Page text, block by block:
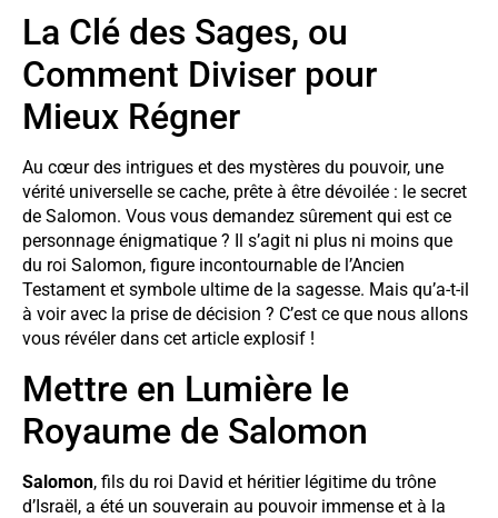
La Clé des Sages, ou
Comment Diviser pour
Mieux Régner
Au cœur des intrigues et des mystères du pouvoir, une
vérité universelle se cache, prête à être dévoilée : le secret
de Salomon. Vous vous demandez sûrement qui est ce
personnage énigmatique ? Il s’agit ni plus ni moins que
du roi Salomon, figure incontournable de l’Ancien
Testament et symbole ultime de la sagesse. Mais qu’a-t-il
à voir avec la prise de décision ? C’est ce que nous allons
vous révéler dans cet article explosif !
Mettre en Lumière le
Royaume de Salomon
Salomon, fils du roi David et héritier légitime du trône
d’Israël, a été un souverain au pouvoir immense et à la